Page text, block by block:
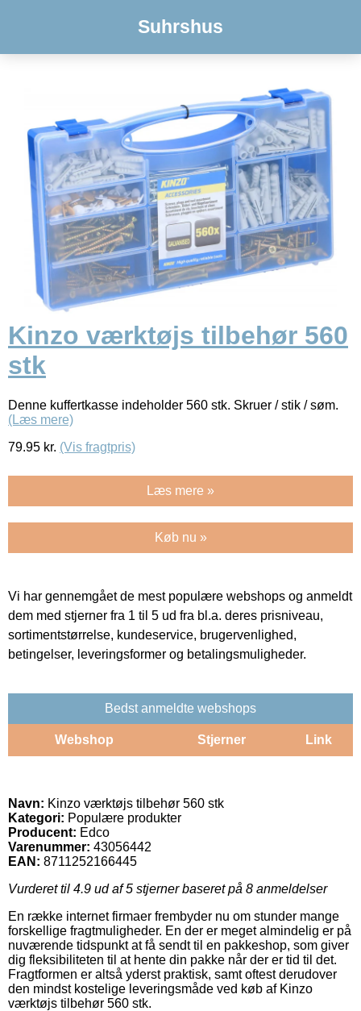
Suhrshus
Kinzo værktøjs tilbehør 560
stk
Denne kuffertkasse indeholder 560 stk. Skruer / stik / søm.
(Læs mere)
79.95 kr. (Vis fragtpris)
Læs mere »
Køb nu »
Vi har gennemgået de mest populære webshops og anmeldt
dem med stjerner fra 1 til 5 ud fra bl.a. deres prisniveau,
sortimentstørrelse, kundeservice, brugervenlighed,
betingelser, leveringsformer og betalingsmuligheder.
Bedst anmeldte webshops
Webshop Stjerner Link
Navn: Kinzo værktøjs tilbehør 560 stk
Kategori: Populære produkter
Producent: Edco
Varenummer: 43056442
EAN: 8711252166445
Vurderet til 4.9 ud af 5 stjerner baseret på 8 anmeldelser
En række internet firmaer frembyder nu om stunder mange
forskellige fragtmuligheder. En der er meget almindelig er på
nuværende tidspunkt at få sendt til en pakkeshop, som giver
dig fleksibiliteten til at hente din pakke når der er tid til det.
Fragtformen er altså yderst praktisk, samt oftest derudover
den mindst kostelige leveringsmåde ved køb af Kinzo
værktøjs tilbehør 560 stk.